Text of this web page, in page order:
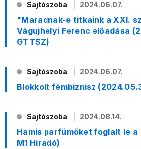
Sajtószoba 2024.06.07.
"Maradnak-e titkaink a XXI.
Vágujhelyi Ferenc előadása
GTTSZ)
Sajtószoba 2024.06.07.
Blokkolt fémbiznisz
Sajtószoba 2024.08.14.
Hamis parfümöket foglalt le a
M1 Híradó)